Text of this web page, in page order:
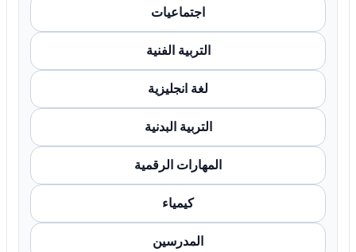
اجتماعيات
التربية الفنية
لغة انجليزية
التربية البدنية
المهارات الرقمية
كيمياء
المدرسين